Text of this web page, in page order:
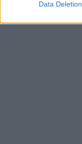
Data Deletion